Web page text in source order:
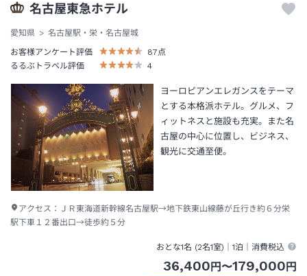
名古屋東急ホテル
愛知県
名古屋駅・栄・名古屋城
お客様アンケート評価
87 点
るるぶトラベル評価
4
ヨーロピアンエレガンスをテーマ
とする本格派ホテル。グルメ、フ
ィットネスと施設も充実。また名
古屋の中心に位置し、ビジネス、
観光に交通至便。
アクセス： ＪＲ東海道新幹線名古屋駅→地下鉄東山線藤が丘行き約６分栄
駅下車１２番出口→徒歩約５分
おとな1名 (2名1室)｜1泊 ｜消費税込
36,400 円 〜179,000 円